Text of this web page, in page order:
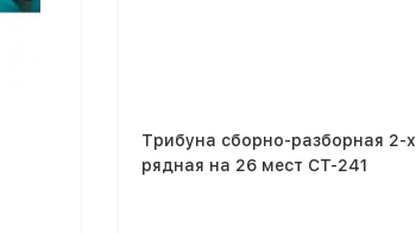
Трибуна сборно-разборная 2-х
рядная на 26 мест СТ-241